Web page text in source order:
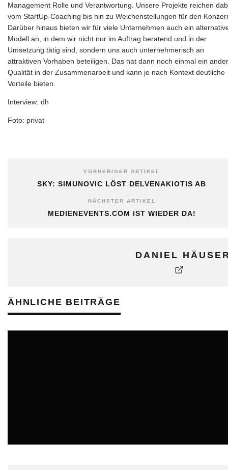
Management Rolle und Verantwortung. Unsere Projekte reichen
vom StartUp-Coaching bis hin zu Weichenstellungen für den
Darüber hinaus bieten wir für viele Unternehmen auch ein
Modell an, in dem wir nicht nur im Auftrag beratend und in der
Umsetzung tätig sind, sondern uns auch unternehmerisch an
attraktiven Vorhaben beteiligen. Das hat dann noch einmal ein
Qualität in der Zusammenarbeit und kann je nach Kontext deutliche
Vorteile bieten.
Interview: dh
Foto: privat
VORHERIGER ARTIKEL
SKY: SIMUNOVIC LÖST DELVENAKIOTIS AB
NÄCHSTER ARTIKEL
MEDIENEVENTS.COM IST WIEDER DA!
DANIEL
ÄHNLICHE BEITRÄGE